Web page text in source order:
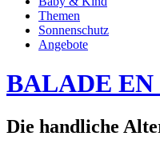
Themen
Sonnenschutz
Angebote
BALADE EN
Die handliche